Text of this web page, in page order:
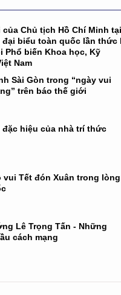
của Chủ tịch Hồ Chí Minh
đại biểu toàn quốc lần thức
Phổ biến Khoa học, Kỹ
Nam
Sài Gòn trong “ngày vui
trên báo thế giới
đặc hiệu của nhà trí thức
vui Tết đón Xuân trong lòng
Lê Trọng Tấn - Những
cách mạng